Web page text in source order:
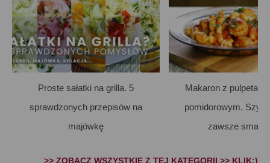
Proste sałatki na grilla. 5
sprawdzonych przepisów na
majówkę
Makaron z
pomidorowym.
zawsze
>> ZOBACZ WSZYSTKIE Z TEJ KATEGORII >> KLIK;)